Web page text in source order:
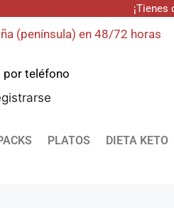
¡Tienes
(península) en 48/72 horas
por teléfono
PLATOS DIETA KETO